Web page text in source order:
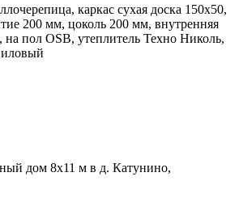
каркас сухая доска 150х50,
200 мм, цоколь 200 мм, внутренняя
на пол OSB, утеплитель Техно Николь,
дом 8х11 м в д. Катунино,